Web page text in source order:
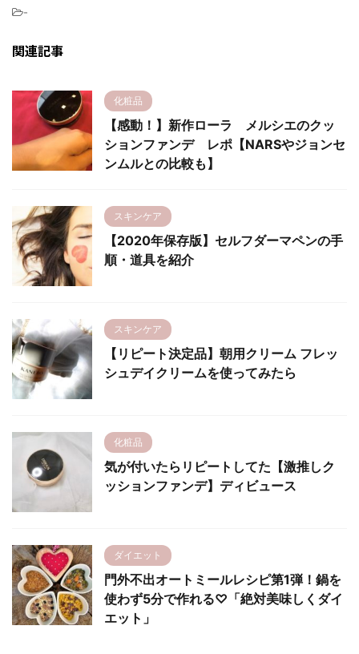
-
関連記事
化粧品
【感動！】新作ローラ メルシエのクッ
ションファンデ レポ【NARSやジョンセ
ンムルとの比較も】
スキンケア
【2020年保存版】セルフダーマペンの手
順・道具を紹介
スキンケア
【リピート決定品】朝用クリーム フレッ
シュデイクリームを使ってみたら
化粧品
気が付いたらリピートしてた【激推しク
ッションファンデ】ディビュース
ダイエット
門外不出オートミールレシピ第1弾！鍋を
使わず5分で作れる♡「絶対美味しくダイ
エット」